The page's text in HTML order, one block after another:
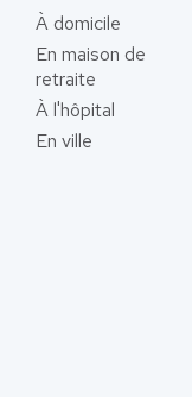
À domicile
En maison de
retraite
À l'hôpital
En ville